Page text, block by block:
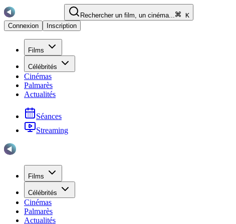
Rechercher un film, un cinéma...
K
Connexion
Inscription
Films
Célébrités
Cinémas
Palmarès
Actualités
Séances
Streaming
Films
Célébrités
Cinémas
Palmarès
Actualités